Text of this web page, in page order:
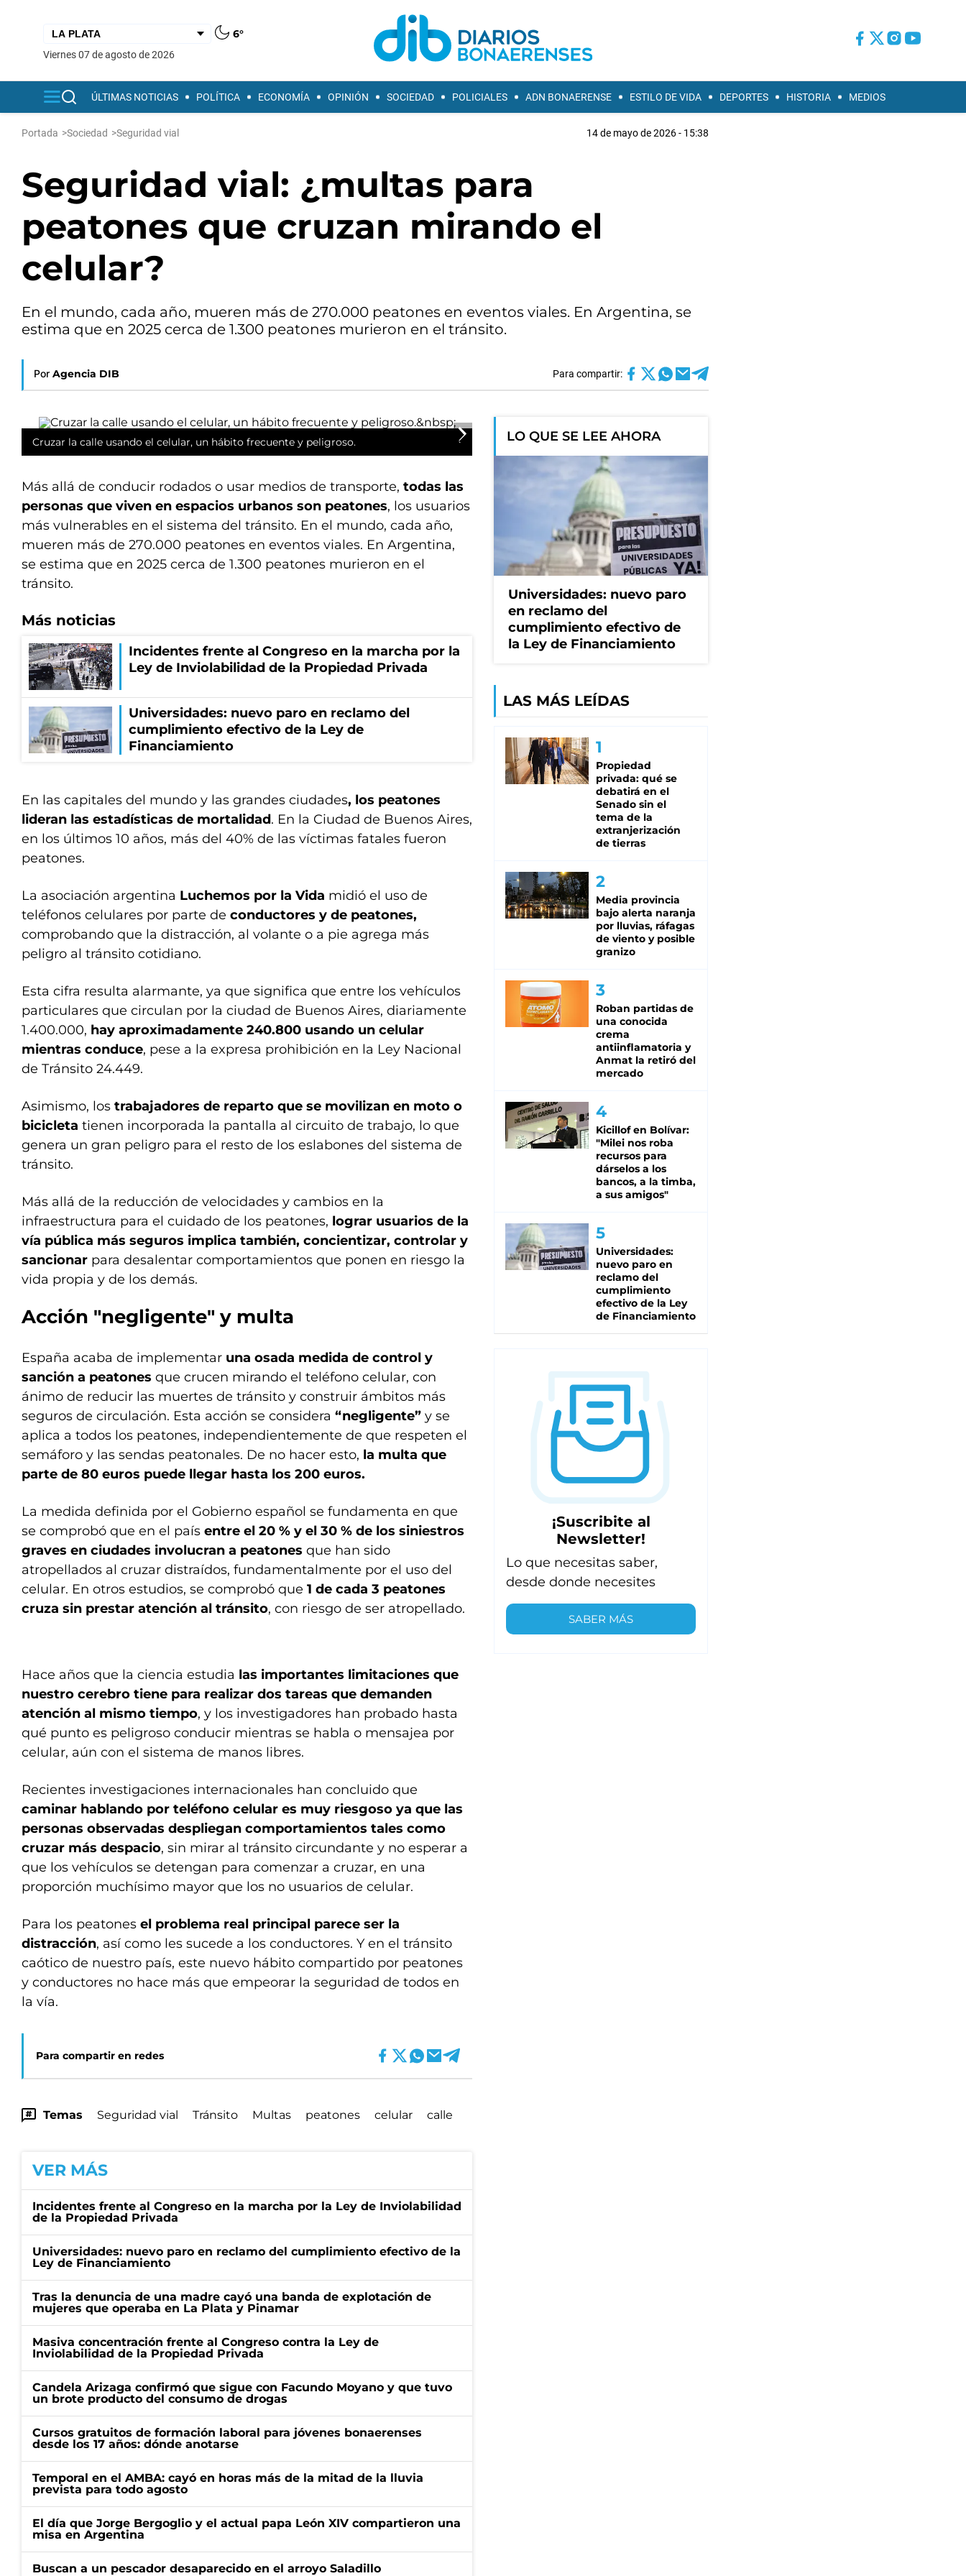
6°
viernes 07 de agosto de 2026
ÚLTIMAS NOTICIAS POLÍTICA ECONOMÍA OPINIÓN SOCIEDAD POLICIALES ADN BONAERENSE ESTILO DE VIDA DEPORTES HISTORIA MEDIOS
Portada >Sociedad >Seguridad vial 14 de mayo de 2026 - 15:38
Seguridad vial: ¿multas para
peatones que cruzan mirando el
celular?
En el mundo, cada año, mueren más de 270.000 peatones en eventos viales. En Argentina, se
estima que en 2025 cerca de 1.300 peatones murieron en el tránsito.
Por Agencia DIB Para compartir:
Cruzar la calle usando el celular, un hábito frecuente y peligroso.
Más allá de conducir rodados o usar medios de transporte, todas las
personas que viven en espacios urbanos son peatones, los usuarios
más vulnerables en el sistema del tránsito. En el mundo, cada año,
mueren más de 270.000 peatones en eventos viales. En Argentina,
se estima que en 2025 cerca de 1.300 peatones murieron en el
tránsito.
Más noticias
Incidentes frente al Congreso en la marcha por la
Ley de Inviolabilidad de la Propiedad Privada
Universidades: nuevo paro en reclamo del
cumplimiento efectivo de la Ley de
Financiamiento
En las capitales del mundo y las grandes ciudades, los peatones
lideran las estadísticas de mortalidad. En la Ciudad de Buenos Aires,
en los últimos 10 años, más del 40% de las víctimas fatales fueron
peatones.
La asociación argentina Luchemos por la Vida midió el uso de
teléfonos celulares por parte de conductores y de peatones,
comprobando que la distracción, al volante o a pie agrega más
peligro al tránsito cotidiano.
Esta cifra resulta alarmante, ya que significa que entre los vehículos
particulares que circulan por la ciudad de Buenos Aires, diariamente
1.400.000, hay aproximadamente 240.800 usando un celular
mientras conduce, pese a la expresa prohibición en la Ley Nacional
de Tránsito 24.449.
Asimismo, los trabajadores de reparto que se movilizan en moto o
bicicleta tienen incorporada la pantalla al circuito de trabajo, lo que
genera un gran peligro para el resto de los eslabones del sistema de
tránsito.
Más allá de la reducción de velocidades y cambios en la
infraestructura para el cuidado de los peatones, lograr usuarios de la
vía pública más seguros implica también, concientizar, controlar y
sancionar para desalentar comportamientos que ponen en riesgo la
vida propia y de los demás.
Acción "negligente" y multa
España acaba de implementar una osada medida de control y
sanción a peatones que crucen mirando el teléfono celular, con
ánimo de reducir las muertes de tránsito y construir ámbitos más
seguros de circulación. Esta acción se considera “negligente” y se
aplica a todos los peatones, independientemente de que respeten el
semáforo y las sendas peatonales. De no hacer esto, la multa que
parte de 80 euros puede llegar hasta los 200 euros.
La medida definida por el Gobierno español se fundamenta en que
se comprobó que en el país entre el 20 % y el 30 % de los siniestros
graves en ciudades involucran a peatones que han sido
atropellados al cruzar distraídos, fundamentalmente por el uso del
celular. En otros estudios, se comprobó que 1 de cada 3 peatones
cruza sin prestar atención al tránsito, con riesgo de ser atropellado.
Hace años que la ciencia estudia las importantes limitaciones que
nuestro cerebro tiene para realizar dos tareas que demanden
atención al mismo tiempo, y los investigadores han probado hasta
qué punto es peligroso conducir mientras se habla o mensajea por
celular, aún con el sistema de manos libres.
Recientes investigaciones internacionales han concluido que
caminar hablando por teléfono celular es muy riesgoso ya que las
personas observadas despliegan comportamientos tales como
cruzar más despacio, sin mirar al tránsito circundante y no esperar a
que los vehículos se detengan para comenzar a cruzar, en una
proporción muchísimo mayor que los no usuarios de celular.
Para los peatones el problema real principal parece ser la
distracción, así como les sucede a los conductores. Y en el tránsito
caótico de nuestro país, este nuevo hábito compartido por peatones
y conductores no hace más que empeorar la seguridad de todos en
la vía.
Para compartir en redes
Temas Seguridad vial Tránsito Multas peatones celular calle
VER MÁS
Incidentes frente al Congreso en la marcha por la Ley de Inviolabilidad
de la Propiedad Privada
Universidades: nuevo paro en reclamo del cumplimiento efectivo de la
Ley de Financiamiento
Tras la denuncia de una madre cayó una banda de explotación de
mujeres que operaba en La Plata y Pinamar
Masiva concentración frente al Congreso contra la Ley de
Inviolabilidad de la Propiedad Privada
Candela Arizaga confirmó que sigue con Facundo Moyano y que tuvo
un brote producto del consumo de drogas
Cursos gratuitos de formación laboral para jóvenes bonaerenses
desde los 17 años: dónde anotarse
Temporal en el AMBA: cayó en horas más de la mitad de la lluvia
prevista para todo agosto
El día que Jorge Bergoglio y el actual papa León XIV compartieron una
misa en Argentina
Buscan a un pescador desaparecido en el arroyo Saladillo
LO QUE SE LEE AHORA
Universidades: nuevo paro
en reclamo del
cumplimiento efectivo de
la Ley de Financiamiento
LAS MÁS LEÍDAS
Propiedad
privada: qué se
debatirá en el
Senado sin el
tema de la
extranjerización
de tierras
Media provincia
bajo alerta naranja
por lluvias, ráfagas
de viento y posible
granizo
Roban partidas de
una conocida
crema
antiinflamatoria y
Anmat la retiró del
mercado
Kicillof en Bolívar:
"Milei nos roba
recursos para
dárselos a los
bancos, a la timba,
a sus amigos"
Universidades:
nuevo paro en
reclamo del
cumplimiento
efectivo de la Ley
de Financiamiento
¡Suscribite al
Newsletter!
Lo que necesitas saber,
desde donde necesites
SABER MÁS